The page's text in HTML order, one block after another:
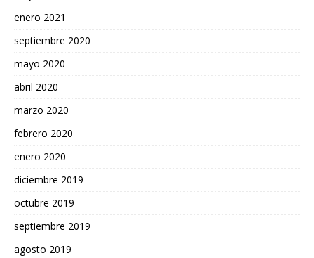
enero 2021
septiembre 2020
mayo 2020
abril 2020
marzo 2020
febrero 2020
enero 2020
diciembre 2019
octubre 2019
septiembre 2019
agosto 2019